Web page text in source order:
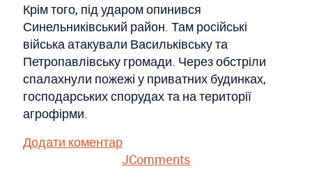
Крім того, під ударом опинився
Синельниківський район. Там російські
війська атакували Васильківську та
Петропавлівську громади. Через обстріли
спалахнули пожежі у приватних будинках,
господарських спорудах та на території
агрофірми.
Додати коментар
JComments